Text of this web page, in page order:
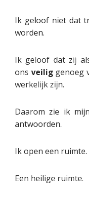
Ik geloof niet dat
worden.
Ik geloof dat zij
ons veilig genoeg
werkelijk zijn.
Daarom zie ik
antwoorden.
Ik open een ruimte.
Een heilige ruimte.